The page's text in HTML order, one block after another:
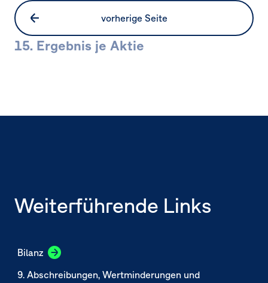
vorherige Seite
15. Ergebnis je Aktie
Weiterführende Links
Bilanz
9. Abschreibungen, Wertminderungen und